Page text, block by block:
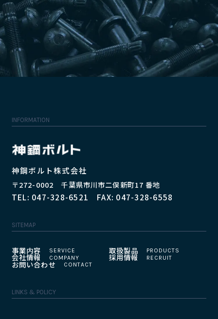
INFORMATION
神鋼ボルト株式会社
〒272-0002 千葉県市川市二俣新町17 番地
TEL: 047-328-6521 FAX: 047-328-6558
SITEMAP
事業内容 取扱製品
会社情報 採用情報
お問い合わせ
LINKS & POLICY